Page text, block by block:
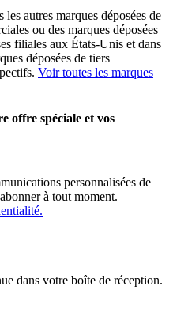
autres marques déposées de
ou des marques déposées
filiales aux États-Unis et dans
déposées de tiers
Voir toutes les marques
offre spéciale et vos
personnalisées de
à tout moment.
dans votre boîte de réception.